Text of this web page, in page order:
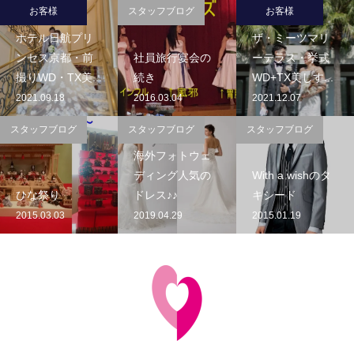
ホテル日航プリ
ンセス京都・前
撮りWD・TX美...
2021.09.18
お客様
社員旅行宴会の
続き
2016.03.04
スタッフブログ
ザ・ミーツマリ
ーテラス・挙式
WD+TX美しす...
2021.12.07
お客様
ひな祭り
2015.03.03
スタッフブログ
海外フォトウェ
ディング人気の
ドレス♪♪
2019.04.29
スタッフブログ
With a wishのタ
キシード
2015.01.19
スタッフブログ